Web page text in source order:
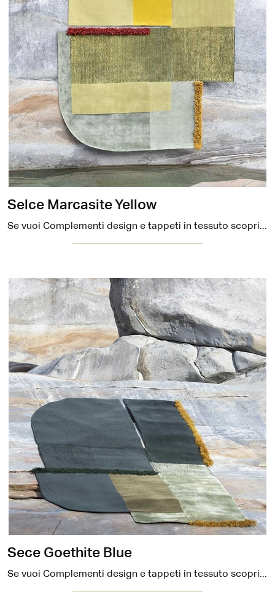
Selce Marcasite Yellow
Se vuoi Complementi design e tappeti in tessuto scopri di più sul modello Selce Marcasite Yellow del marchio Carpet Edition.
Sece Goethite Blue
Se vuoi Complementi design e tappeti in tessuto scopri di più sul modello Sece Goethite Blue del brand Carpet Edition.